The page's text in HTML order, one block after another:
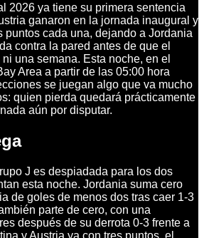
2026 ya tiene su primera sentencia
ganaron en la jornada inaugural y
puntos cada una, dejando a Jordania
contra la pared antes de que el
una semana. Esta noche, en el
Area a partir de las 05:00 hora
se juegan algo que va mucho
quien pierda quedará prácticamente
aún por disputar.
J es despiadada para los dos
esta noche. Jordania suma cero
de goles de menos dos tras caer 1-3
parte de cero, con una
después de su derrota 0-3 frente a
y Austria ya con tres puntos, el